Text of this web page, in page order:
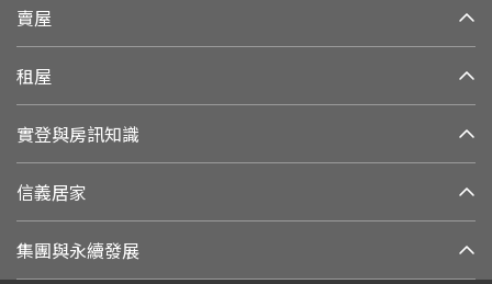
賣屋
租屋
實登與房訊知識
信義居家
集團與永續發展